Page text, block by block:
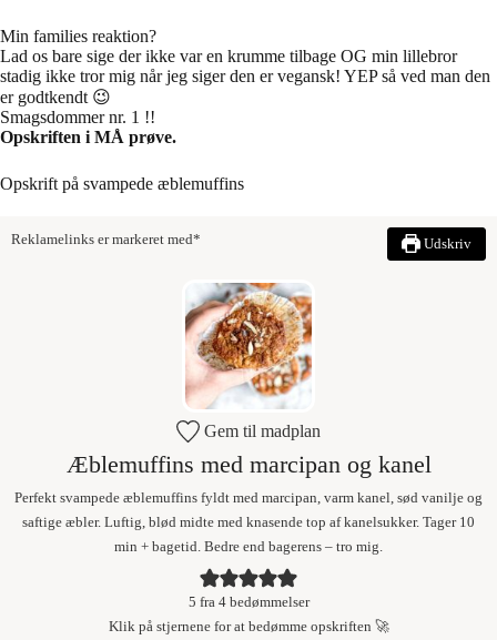
Min families reaktion?
Lad os bare sige der ikke var en krumme tilbage OG min lillebror
stadig ikke tror mig når jeg siger den er vegansk! YEP så ved man den
er godtkendt 😉
Smagsdommer nr. 1 !!
Opskriften i MÅ prøve.
Opskrift på svampede æblemuffins
Reklamelinks er markeret med* Udskriv
Gem til madplan
Æblemuffins med marcipan og kanel
Perfekt svampede æblemuffins fyldt med marcipan, varm kanel, sød vanilje og
saftige æbler. Luftig, blød midte med knasende top af kanelsukker. Tager 10
min + bagetid. Bedre end bagerens – tro mig.
5 fra 4bedømmelser
Klik på stjernene for at bedømme opskriften 🚀